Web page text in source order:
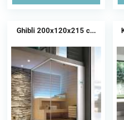
Ghibli 200x120x215 с...